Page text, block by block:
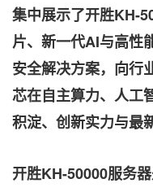
集中展示了开胜KH-
片、新一代AI与高性
安全解决方案，向行
芯在自主算力、人工
积淀、创新实力与最
开胜KH-50000服务